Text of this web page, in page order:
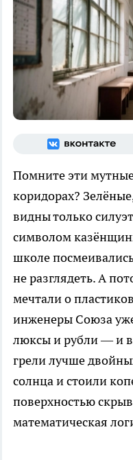
Помните эти
коридорах?
видны только
символом
школе
не разглядеть. А
мечтали о
инженеры Союза
люксы и рубли — и
грели лучше
солнца и стоили
поверхностью
математическая